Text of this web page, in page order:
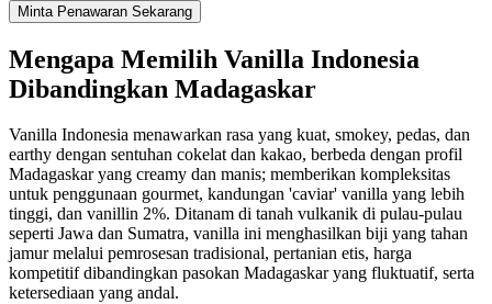
Minta Penawaran Sekarang
Mengapa Memilih Vanilla Indonesia
Dibandingkan Madagaskar
Vanilla Indonesia menawarkan rasa yang kuat, smokey, pedas, dan
earthy dengan sentuhan cokelat dan kakao, berbeda dengan profil
Madagaskar yang creamy dan manis; memberikan kompleksitas
untuk penggunaan gourmet, kandungan 'caviar' vanilla yang lebih
tinggi, dan vanillin 2%. Ditanam di tanah vulkanik di pulau-pulau
seperti Jawa dan Sumatra, vanilla ini menghasilkan biji yang tahan
jamur melalui pemrosesan tradisional, pertanian etis, harga
kompetitif dibandingkan pasokan Madagaskar yang fluktuatif, serta
ketersediaan yang andal.